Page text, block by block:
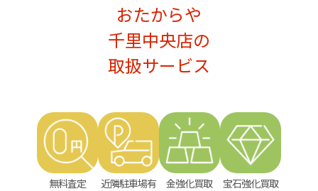
おたからや
千里中央店の
取扱サービス
無料査定 近隣駐車場有 金強化買取 宝石強化買取